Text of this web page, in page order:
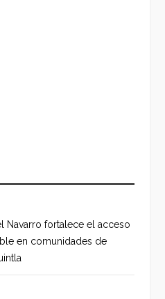
Navarro fortalece el acceso
en comunidades de